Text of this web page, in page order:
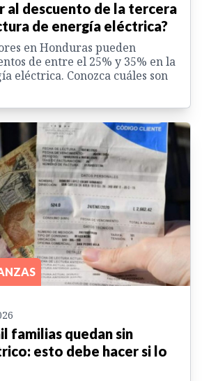
al descuento de la tercera
de energía eléctrica?
en Honduras pueden
de entre el 25% y 35% en la
eléctrica. Conozca cuáles son
familias quedan sin
esto debe hacer si lo